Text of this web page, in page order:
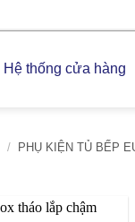
Hệ thống cửa hàng
/ PHỤ KIỆN TỦ BẾP